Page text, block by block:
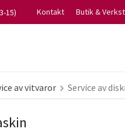
15) Kontakt Butik &
av vitvaror Service av